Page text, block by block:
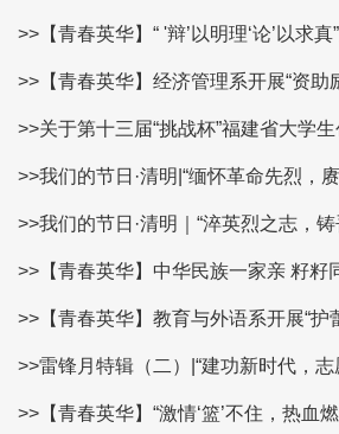
>>【青春英华】“ '辩’以明理‘论’以求真
>>【青春英华】经济管理系开展“资助
>>关于第十三届“挑战杯”福建省大学
>>我们的节日·清明|“缅怀革命先烈，
>>我们的节日·清明｜“淬英烈之志，铸
>>【青春英华】中华民族一家亲 籽
>>【青春英华】教育与外语系开展“护
>>雷锋月特辑（二）|“建功新时代，
>>【青春英华】“激情‘篮’不住，热血